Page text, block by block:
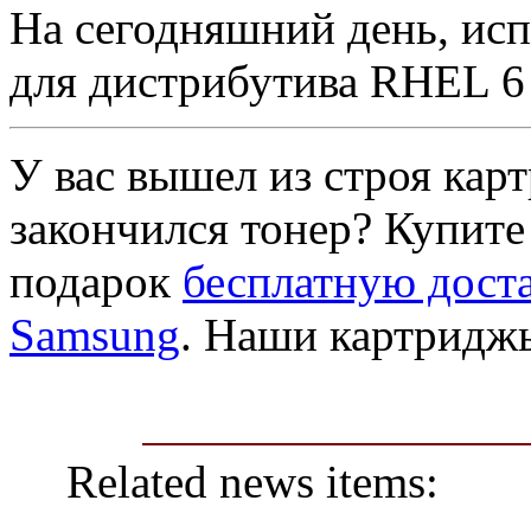
На сегодняшний день,
для дистрибутива RHEL
У вас вышел из строя
закончился тонер?
подарок бесплатную
Samsung. Наши
Related news items: